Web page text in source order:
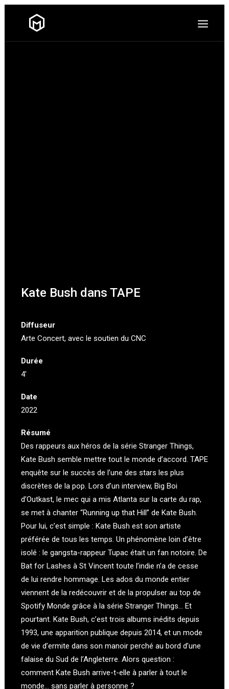
Kate Bush dans TAPE
Diffuseur
Arte Concert, avec le soutien du CNC
Durée
4′
Date
2022
Résumé
Des rappeurs aux héros de la série Stranger Things,
Kate Bush semble mettre tout le monde d’accord. TAPE
enquête sur le succès de l’une des stars les plus
discrètes de la pop. Lors d’un interview, Big Boi
d’Outkast, le mec qui a mis Atlanta sur la carte du rap,
se met à chanter “Running up that Hill” de Kate Bush.
Pour lui, c’est simple : Kate Bush est son artiste
préférée de tous les temps. Un phénomène loin d’être
isolé : le gangsta-rappeur Tupac était un fan notoire. De
Bat for Lashes à St Vincent toute l’indie n’a de cesse
de lui rendre hommage. Les ados du monde entier
viennent de la redécouvrir et de la propulser au top de
Spotify Monde grâce à la série Stranger Things… Et
pourtant. Kate Bush, c’est trois albums inédits depuis
1993, une apparition publique depuis 2014, et un mode
de vie d’ermite dans son manoir perché au bord d’une
falaise du Sud de l’Angleterre. Alors question :
comment Kate Bush arrive-t-elle à parler à tout le
monde… sans parler à personne ?